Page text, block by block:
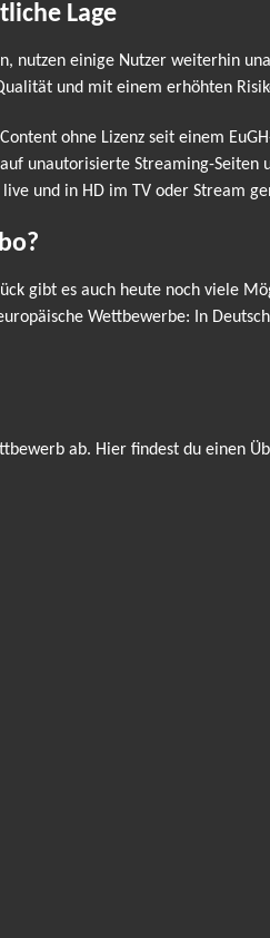
Lage
nutzen einige Nutzer weiterhin
und mit einem erhöhten
ohne Lizenz seit einem
unautorisierte Streaming-
und in HD im TV oder Stream
gibt es auch heute noch viele
Wettbewerbe: In
ab. Hier findest du einen